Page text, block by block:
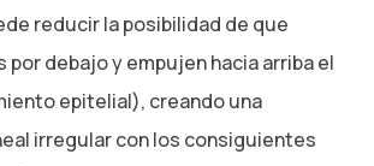
reducir la posibilidad de que
por debajo y empujen hacia arriba el
epitelial), creando una
irregular con los consiguientes